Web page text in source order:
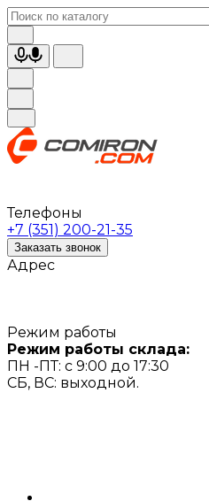
Телефоны
+7 (351) 200-21-35
Заказать звонок
Адрес
Режим работы
Режим работы склада:
ПН -ПТ: с 9:00 до 17:30
СБ, ВС: выходной.